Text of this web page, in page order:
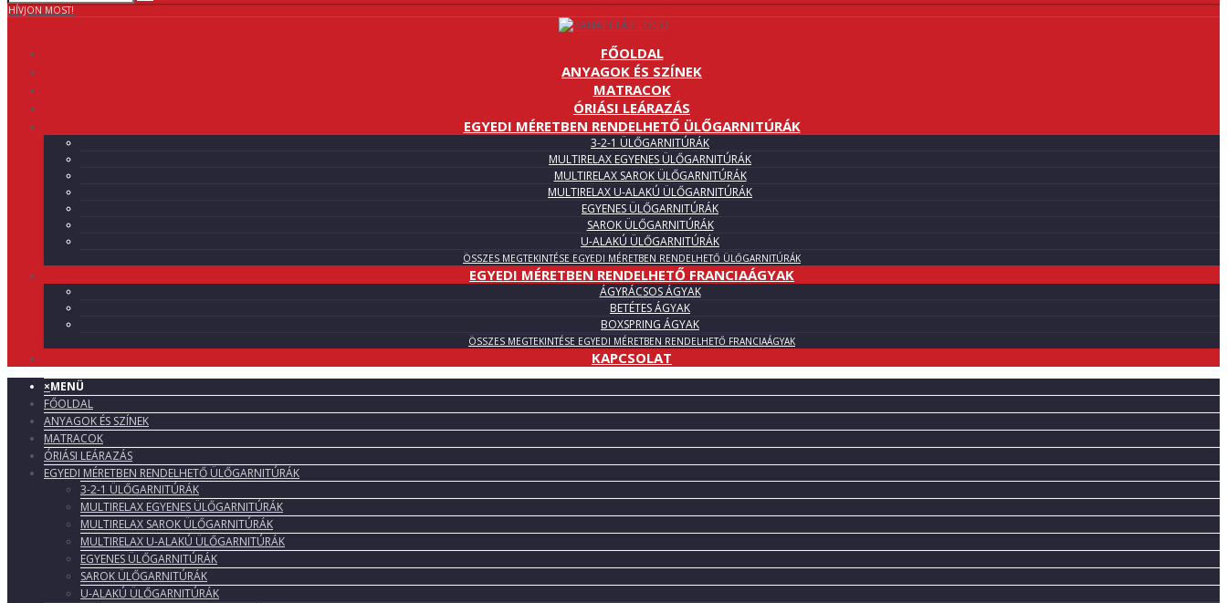
HÍVJON MOST!
FŐOLDAL
ANYAGOK ÉS SZÍNEK
MATRACOK
ÓRIÁSI LEÁRAZÁS
EGYEDI MÉRETBEN RENDELHETŐ ÜLŐGARNITÚRÁK
3-2-1 ÜLŐGARNITÚRÁK
MULTIRELAX EGYENES ÜLŐGARNITÚRÁK
MULTIRELAX SAROK ÜLŐGARNITÚRÁK
MULTIRELAX U-ALAKÚ ÜLŐGARNITÚRÁK
EGYENES ÜLŐGARNITÚRÁK
SAROK ÜLŐGARNITÚRÁK
U-ALAKÚ ÜLŐGARNITÚRÁK
ÖSSZES MEGTEKINTÉSE EGYEDI MÉRETBEN RENDELHETŐ ÜLŐGARNITÚRÁK
EGYEDI MÉRETBEN RENDELHETŐ FRANCIAÁGYAK
ÁGYRÁCSOS ÁGYAK
BETÉTES ÁGYAK
BOXSPRING ÁGYAK
ÖSSZES MEGTEKINTÉSE EGYEDI MÉRETBEN RENDELHETŐ FRANCIAÁGYAK
KAPCSOLAT
×MENÜ
FŐOLDAL
ANYAGOK ÉS SZÍNEK
MATRACOK
ÓRIÁSI LEÁRAZÁS
EGYEDI MÉRETBEN RENDELHETŐ ÜLŐGARNITÚRÁK
3-2-1 ÜLŐGARNITÚRÁK
MULTIRELAX EGYENES ÜLŐGARNITÚRÁK
MULTIRELAX SAROK ÜLŐGARNITÚRÁK
MULTIRELAX U-ALAKÚ ÜLŐGARNITÚRÁK
EGYENES ÜLŐGARNITÚRÁK
SAROK ÜLŐGARNITÚRÁK
U-ALAKÚ ÜLŐGARNITÚRÁK